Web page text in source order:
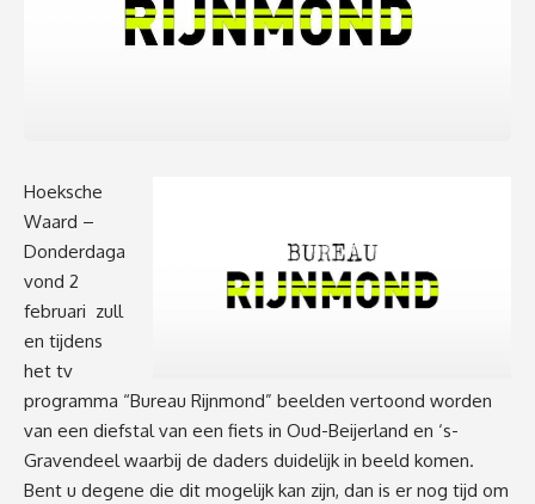
Hoeksche
Waard –
Donderdaga
vond 2
februari zull
en tijdens
het tv
programma “Bureau Rijnmond” beelden vertoond worden
van een diefstal van een fiets in Oud-Beijerland en ‘s-
Gravendeel waarbij de daders duidelijk in beeld komen.
Bent u degene die dit mogelijk kan zijn, dan is er nog tijd om